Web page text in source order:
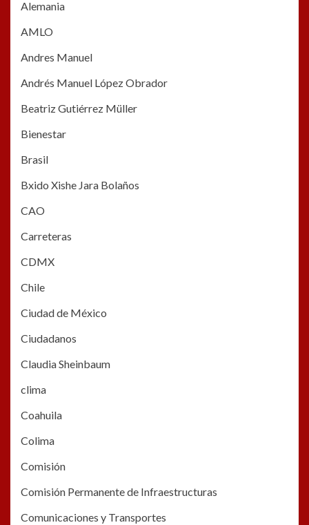
Alemania
AMLO
Andres Manuel
Andrés Manuel López Obrador
Beatriz Gutiérrez Müller
Bienestar
Brasil
Bxido Xishe Jara Bolaños
CAO
Carreteras
CDMX
Chile
Ciudad de México
Ciudadanos
Claudia Sheinbaum
clima
Coahuila
Colima
Comisión
Comisión Permanente de Infraestructuras
Comunicaciones y Transportes